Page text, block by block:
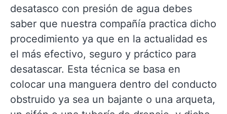
desatasco con presión de agua debes
saber que nuestra compañía practica dicho
procedimiento ya que en la actualidad es
el más efectivo, seguro y práctico para
desatascar. Esta técnica se basa en
colocar una manguera dentro del conducto
obstruido ya sea un bajante o una arqueta,